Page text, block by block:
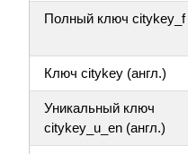
Полный ключ citykey_f
Ключ citykey (англ.)
Уникальный ключ
citykey_u_en (англ.)